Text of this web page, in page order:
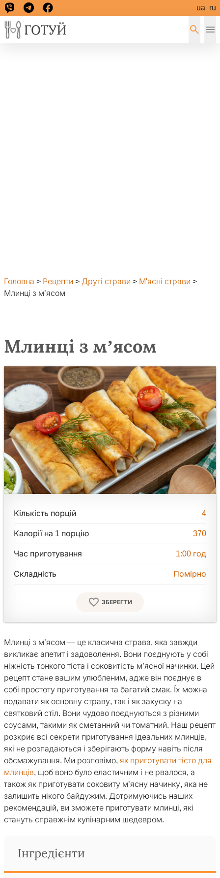
ua ru
Головна > Рецепти > Другі страви > М'ясні страви >
Млинці з м’ясом
Млинці з м’ясом
Кількість порцій 4
Калорії на 1 порцію 370
Час приготування 1:00 год
Складність Помірно
ЗБЕРЕГТИ
Млинці з м’ясом — це класична страва, яка завжди
викликає апетит і задоволення. Вони поєднують у собі
ніжність тонкого тіста і соковитість м’ясної начинки. Цей
рецепт стане вашим улюбленим, адже він поєднує в
собі простоту приготування та багатий смак. Їх можна
подавати як основну страву, так і як закуску на
святковий стіл. Вони чудово поєднуються з різними
соусами, такими як сметанний чи томатний. Наш рецепт
розкриє всі секрети приготування ідеальних млинців,
які не розпадаються і зберігають форму навіть після
обсмажування. Ми розповімо, як приготувати тісто для
млинців, щоб воно було еластичним і не рвалося, а
також як приготувати соковиту м’ясну начинку, яка не
залишить нікого байдужим. Дотримуючись наших
рекомендацій, ви зможете приготувати млинці, які
стануть справжнім кулінарним шедевром.
Інгредієнти